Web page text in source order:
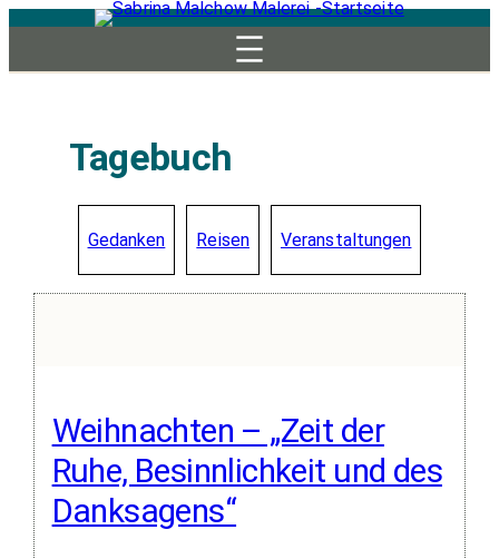
Zum
springen
Tagebuch
Gedanken Reisen Veranstaltungen
Weihnachten – „Zeit der
Ruhe, Besinnlichkeit und des
Danksagens“